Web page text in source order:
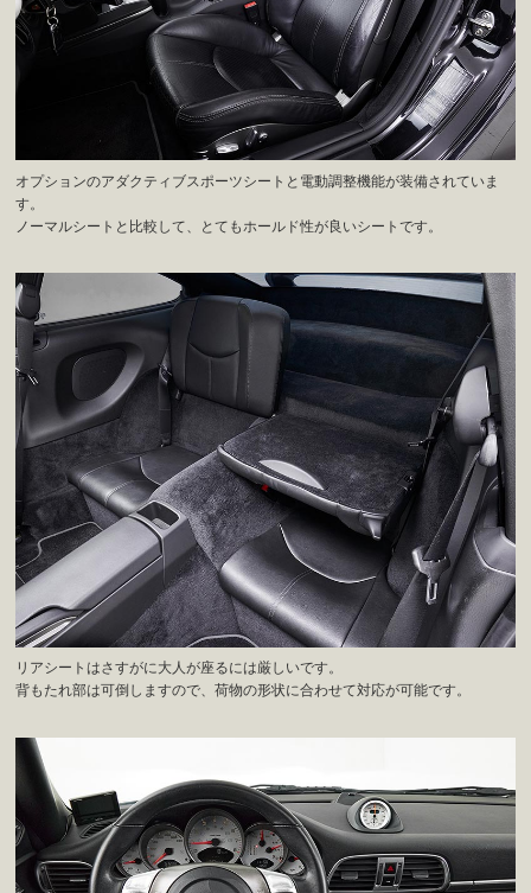
オプションのアダクティブスポーツシートと電動調整機能が装備されていま
す。
ノーマルシートと比較して、とてもホールド性が良いシートです。
リアシートはさすがに大人が座るには厳しいです。
背もたれ部は可倒しますので、荷物の形状に合わせて対応が可能です。